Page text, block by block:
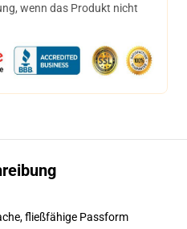
wenn das Produkt nicht
fließfähige Passform